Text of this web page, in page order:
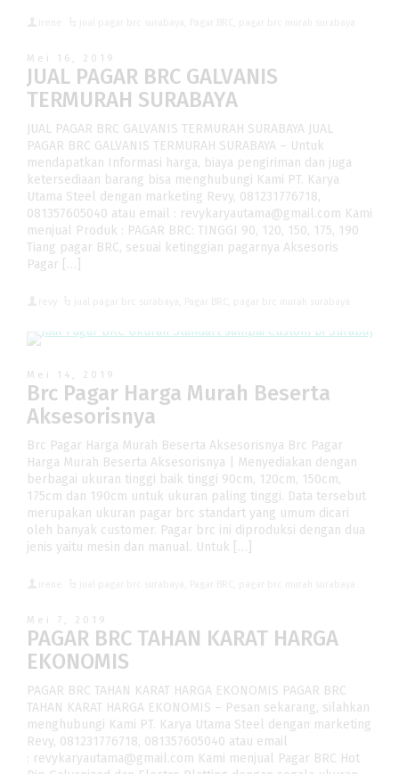
Mei 16, 2019
JUAL PAGAR BRC GALVANIS
TERMURAH SURABAYA
JUAL PAGAR BRC GALVANIS TERMURAH SURABAYA JUAL
PAGAR BRC GALVANIS TERMURAH SURABAYA – Untuk
mendapatkan Informasi harga, biaya pengiriman dan juga
ketersediaan barang bisa menghubungi Kami PT. Karya
Utama Steel dengan marketing Revy, 081231776718,
081357605040 atau email : revykaryautama@gmail.com Kami
menjual Produk : PAGAR BRC: TINGGI 90, 120, 150, 175, 190
Tiang pagar BRC, sesuai ketinggian pagarnya Aksesoris
Pagar […]
Mei 14, 2019
Brc Pagar Harga Murah Beserta
Aksesorisnya
Brc Pagar Harga Murah Beserta Aksesorisnya Brc Pagar
Harga Murah Beserta Aksesorisnya | Menyediakan dengan
berbagai ukuran tinggi baik tinggi 90cm, 120cm, 150cm,
175cm dan 190cm untuk ukuran paling tinggi. Data tersebut
merupakan ukuran pagar brc standart yang umum dicari
oleh banyak customer. Pagar brc ini diproduksi dengan dua
jenis yaitu mesin dan manual. Untuk […]
Mei 7, 2019
PAGAR BRC TAHAN KARAT HARGA
EKONOMIS
PAGAR BRC TAHAN KARAT HARGA EKONOMIS PAGAR BRC
TAHAN KARAT HARGA EKONOMIS – Pesan sekarang, silahkan
menghubungi Kami PT. Karya Utama Steel dengan marketing
Revy, 081231776718, 081357605040 atau email
: revykaryautama@gmail.com Kami menjual Pagar BRC Hot